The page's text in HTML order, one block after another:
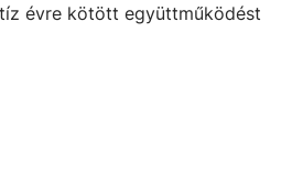
évre kötött együttműködést